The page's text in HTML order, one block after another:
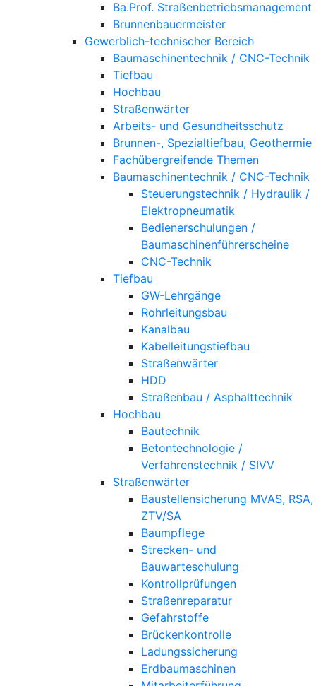
Ba.Prof. Straßenbetriebsmanagement
Brunnenbauermeister
Gewerblich-technischer Bereich
Baumaschinentechnik / CNC-Technik
Tiefbau
Hochbau
Straßenwärter
Arbeits- und Gesundheitsschutz
Brunnen-, Spezialtiefbau, Geothermie
Fachübergreifende Themen
Baumaschinentechnik / CNC-Technik
Steuerungstechnik / Hydraulik /
Elektropneumatik
Bedienerschulungen /
Baumaschinenführerscheine
CNC-Technik
Tiefbau
GW-Lehrgänge
Rohrleitungsbau
Kanalbau
Kabelleitungstiefbau
Straßenwärter
HDD
Straßenbau / Asphalttechnik
Hochbau
Bautechnik
Betontechnologie /
Verfahrenstechnik / SIVV
Straßenwärter
Baustellensicherung MVAS, RSA,
ZTV/SA
Baumpflege
Strecken- und
Bauwarteschulung
Kontrollprüfungen
Straßenreparatur
Gefahrstoffe
Brückenkontrolle
Ladungssicherung
Erdbaumaschinen